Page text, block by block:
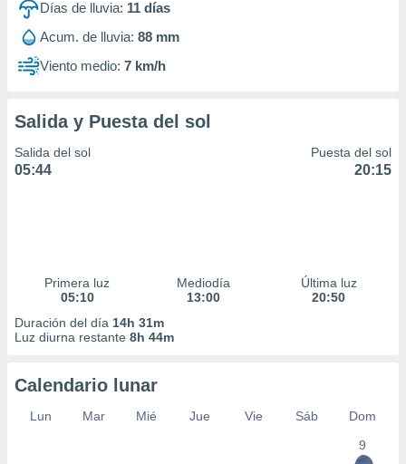
Días de lluvia: 11 días
Acum. de lluvia: 88 mm
Viento medio: 7 km/h
Salida y Puesta del sol
Salida del sol
05:44
Puesta del sol
20:15
Primera luz
05:10
Mediodía
13:00
Última luz
20:50
Duración del día 14h 31m
Luz diurna restante 8h 44m
Calendario lunar
Lun Mar Mié Jue Vie Sáb
Dom
9